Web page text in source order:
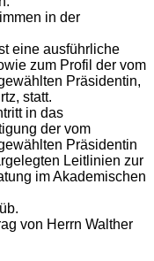
in der
eine ausführliche
zum Profil der vom
Präsidentin,
statt.
in das
der vom
Präsidentin
Leitlinien zur
im Akademischen
von Herrn Walther